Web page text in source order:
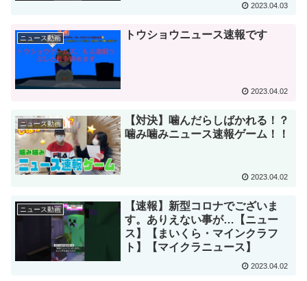
2023.04.03
ニュース動画 トウショウニュース速報です
2023.04.02
ニュース動画
【対決】噛んだらしばかれる！？
噛み噛みニュース速報ゲーム！！
2023.04.02
ニュース動画
【速報】新型コロナでございま
す。ありえない事が…【ニュー
ス】【まいくら・マインクラフ
ト】【マイクラニュース】
2023.04.02